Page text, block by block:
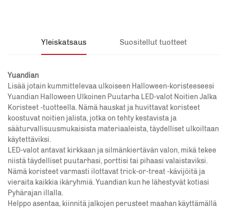
Yleiskatsaus Suositellut tuotteet
Yuandian
Lisää jotain kummittelevaa ulkoiseen Halloween-koristeeseesi
Yuandian Halloween Ulkoinen Puutarha LED-valot Noitien Jalka
Koristeet -tuotteella. Nämä hauskat ja huvittavat koristeet
koostuvat noitien jalista, jotka on tehty kestavista ja
sääturvallisuusmukaisista materiaaleista, täydelliset ulkoiltaan
käytettäviksi.
LED-valot antavat kirkkaan ja silmänkiertävän valon, mikä tekee
niistä täydelliset puutarhasi, porttisi tai pihaasi valaistaviksi.
Nämä koristeet varmasti ilottavat trick-or-treat -kävijöitä ja
vieraita kaikkia ikäryhmiä.Yuandian kun he lähestyvät kotiasi
Pyhärajan illalla.
Helppo asentaa, kiinnitä jalkojen perusteet maahan käyttämällä